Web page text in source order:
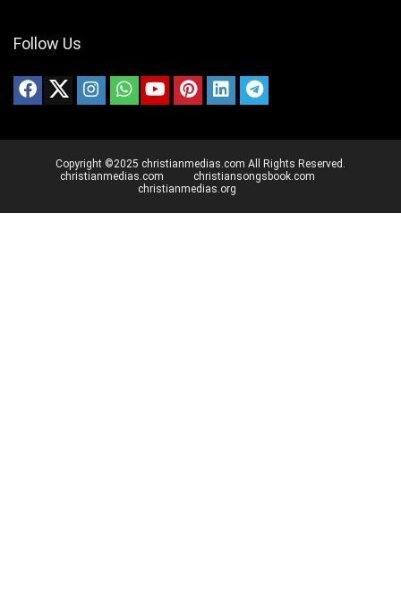
Follow Us
Copyright ©2025 christianmedias.com All Rights Reserved.
christianmedias.com
christiansongsbook.com
christianmedias.org